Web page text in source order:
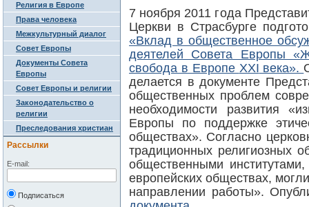
Религия в Европе
Права человека
Межкультурный диалог
Совет Европы
Документы Совета
Европы
Совет Европы и религии
Законодательство о
религии
Преследования христиан
Рассылки
E-mail:
Подписаться
7 ноября 2011 года
Церкви в Страсбурге
«Вклад в общественное
деятелей Совета Европы
свобода в Европе XXI века».
делается в документе
общественных проблем
необходимости развития
Европы по поддержке
обществах». Согласно
традиционных религиозных
общественными
европейских обществах,
направлении работы».